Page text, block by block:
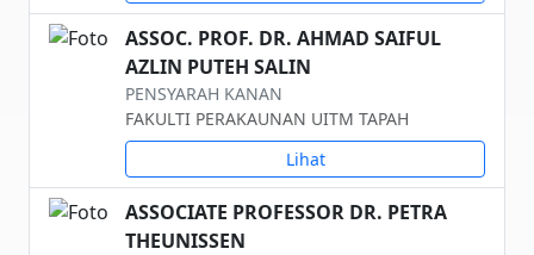
ASSOC. PROF. DR. AHMAD SAIFUL
AZLIN PUTEH SALIN
PENSYARAH KANAN
FAKULTI PERAKAUNAN UITM TAPAH
Lihat
ASSOCIATE PROFESSOR DR. PETRA
THEUNISSEN